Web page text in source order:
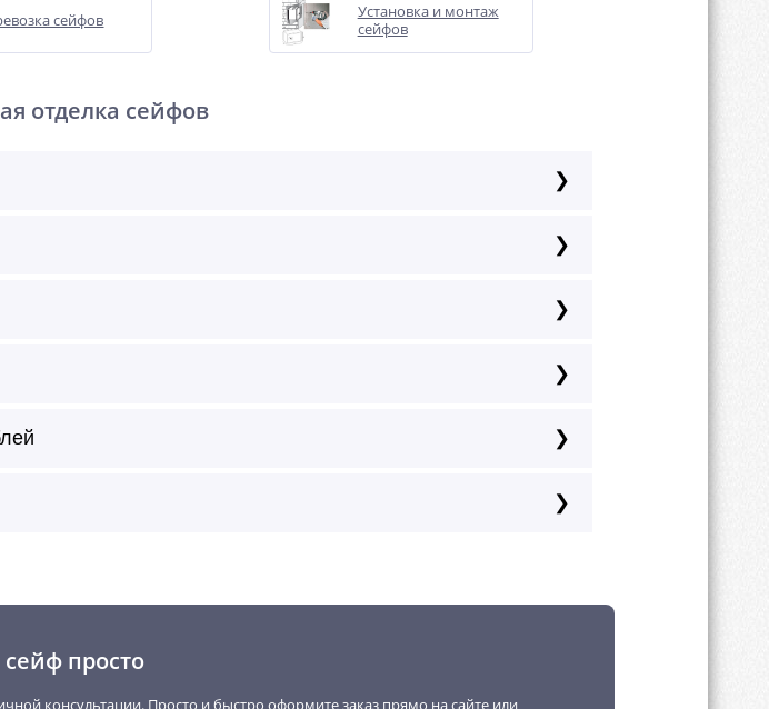
сейфов
Установка и монтаж
сейфов
отделка сейфов
замшу, дерево.
сейф просто
консультации. Просто и быстро оформите заказ прямо на сайте или